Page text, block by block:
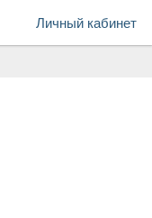
Личный кабинет